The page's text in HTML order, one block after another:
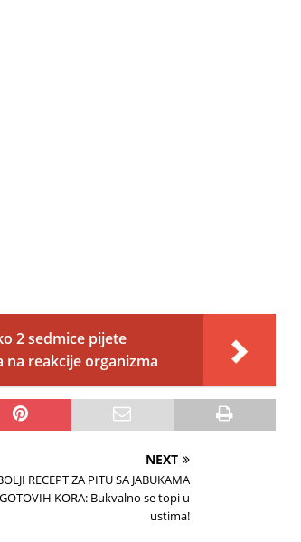
2 sedmice pijete
reakcije organizma
NEXT
RECEPT ZA PITU SA JABUKAMA
KORA: Bukvalno se topi u
ustima!